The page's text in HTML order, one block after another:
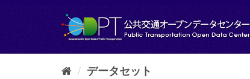
し
データセット